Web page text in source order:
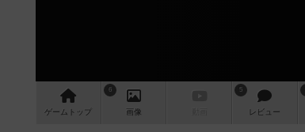
ゲーム トップ
6
画像
5
レビュー